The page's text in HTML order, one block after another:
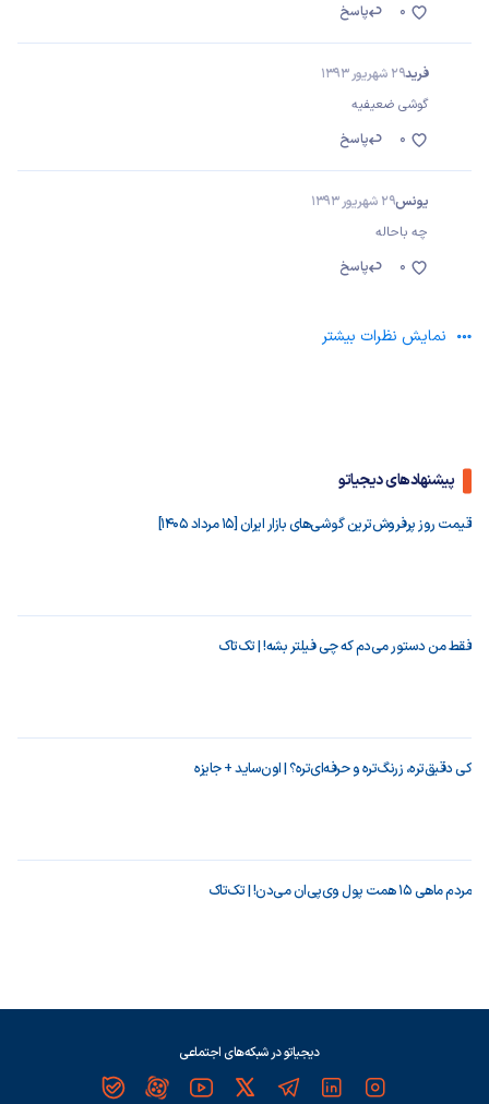
پاسخ
0
فرید29 شهریور 1393
گوشی ضعیفیه
پاسخ
0
یونس29 شهریور 1393
چه باحاله
پاسخ
0
نمایش نظرات بیشتر
پیشنهادهای دیجیاتو
قیمت روز پرفروش‌ترین گوشی‌های بازار ایران [15 مرداد 1405]
فقط من دستور می‌دم که چی فیلتر بشه! | تک‌تاک
کی دقیق‌تره، زرنگ‌تره و حرفه‌ای‌تره؟ | اون‌ساید + جایزه
مردم ماهی ۱۵ همت پول وی‌پی‌ان می‌دن! | تک‌تاک
دیجیاتو در شبکه‌های اجتماعی